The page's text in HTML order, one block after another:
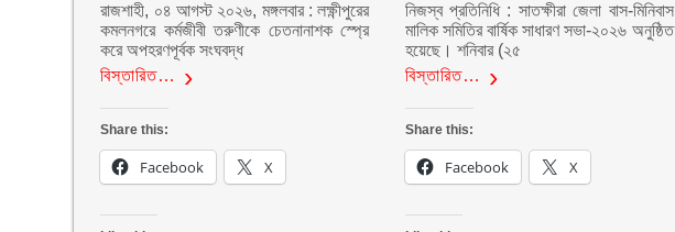
রাজশাহী, ০৪ আগস্ট ২০২৬, মঙ্গলবার : লক্ষ্ণীপুরের
কমলনগরে কর্মজীবী তরুণীকে চেতনানাশক স্প্রে
করে অপহরণপূর্বক সংঘবদ্ধ
বিস্তারিত…
Share this:
Facebook X
নিজস্ব প্রতিনিধি : সাতক্ষীরা জেলা বাস-মিনিবাস
মালিক সমিতির বার্ষিক সাধারণ সভা-২০২৬ অনুষ্ঠিত
হয়েছে। শনিবার (২৫
বিস্তারিত…
Share this:
Facebook X